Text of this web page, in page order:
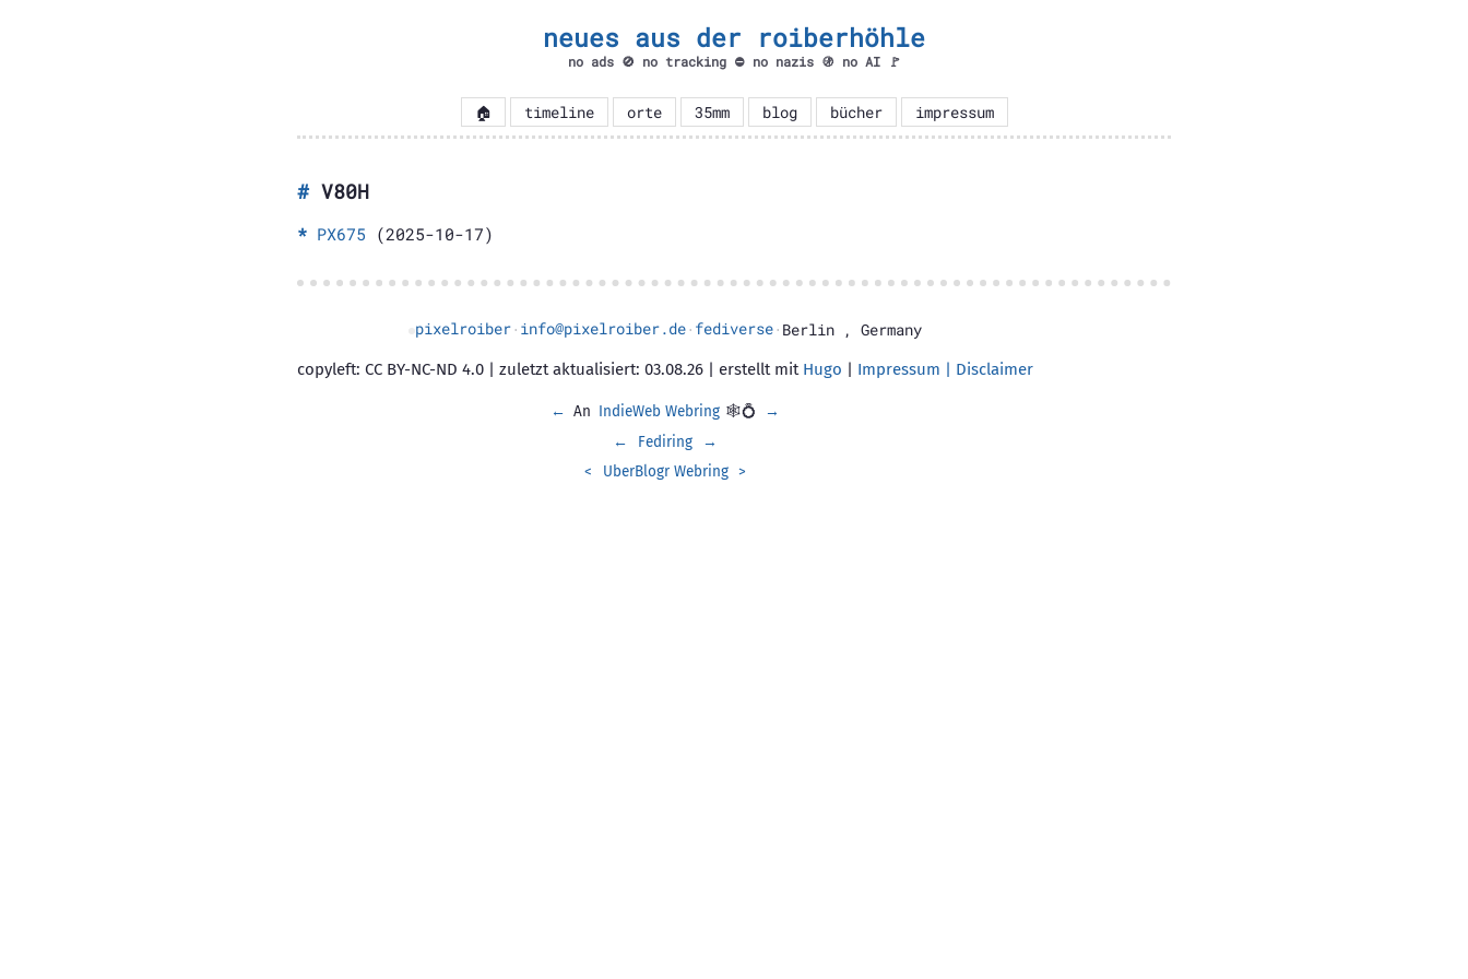
neues aus der roiberhöhle
no ads 🚫 no tracking ⛔ no nazis 🚯 no AI 🚩
🏠 timeline orte 35mm blog bücher impressum
V80H
PX675 (2025-10-17)
pixelroiber· info@pixelroiber.de· fediverse· Berlin , Germany
copyleft: CC BY-NC-ND 4.0 | zuletzt aktualisiert: 03.08.26 | erstellt mit Hugo | Impressum | Disclaimer
← An IndieWeb Webring 🕸💍
→
←
Fediring
→
<
UberBlogr Webring >